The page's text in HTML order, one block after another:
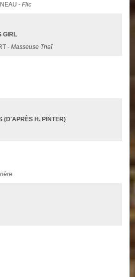
-Flic
GIRL
-Masseuse Thaï
(D'APRÈS H. PINTER)